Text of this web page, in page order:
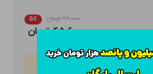
۴۸,۰۰۰ تومان ۵٪
۴۵,۶۰۰ تومان
هـر قسط با تــرب‌پــی: